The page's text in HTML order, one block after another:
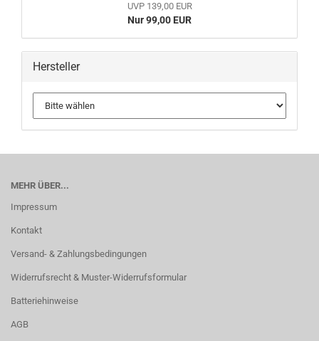
UVP 139,00 EUR
Nur 99,00 EUR
Hersteller
MEHR ÜBER...
Impressum
Kontakt
Versand- & Zahlungsbedingungen
Widerrufsrecht & Muster-Widerrufsformular
Batteriehinweise
AGB